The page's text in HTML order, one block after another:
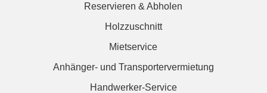
Reservieren & Abholen
Holzzuschnitt
Mietservice
Anhänger- und Transportervermietung
Handwerker-Service